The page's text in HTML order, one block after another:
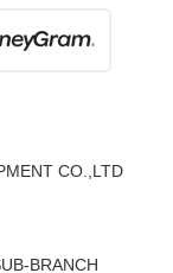
CO.,LTD
BRANCH